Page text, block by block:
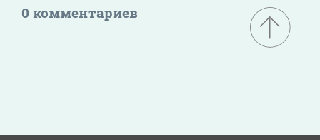
0 комментариев